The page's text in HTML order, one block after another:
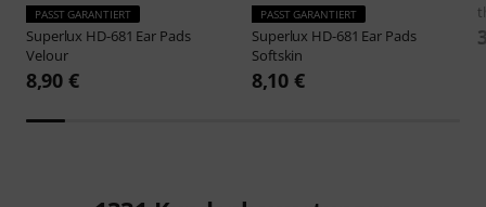
PASST GARANTIERT
Superlux HD-681 Ear Pads
Velour
8,90 €
PASST GARANTIERT
Superlux HD-681 Ear Pads
Softskin
8,10 €